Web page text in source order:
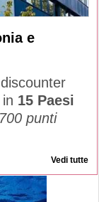
e
15 Paesi
punti
Vedi tutte